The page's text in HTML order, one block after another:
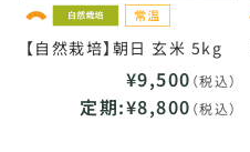
【自然栽培】朝日 玄米 5kg
¥9,500 （税込）
定期:¥8,800 （税込）